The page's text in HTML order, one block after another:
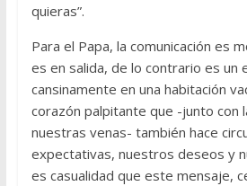
quieras”.
Para el Papa, la comunicación es
es en salida, de lo contrario es un
cansinamente en una habitación
corazón palpitante que -junto con
nuestras venas- también hace
expectativas, nuestros deseos y
es casualidad que este mensaje,